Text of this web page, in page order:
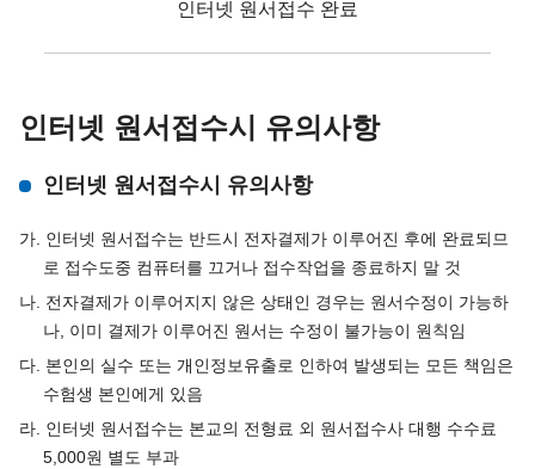
인터넷 원서접수 완료
인터넷 원서접수시 유의사항
인터넷 원서접수시 유의사항
가. 인터넷 원서접수는 반드시 전자결제가 이루어진 후에 완료되므
로 접수도중 컴퓨터를 끄거나 접수작업을 종료하지 말 것
나. 전자결제가 이루어지지 않은 상태인 경우는 원서수정이 가능하
나, 이미 결제가 이루어진 원서는 수정이 불가능이 원칙임
다. 본인의 실수 또는 개인정보유출로 인하여 발생되는 모든 책임은
수험생 본인에게 있음
라. 인터넷 원서접수는 본교의 전형료 외 원서접수사 대행 수수료
5,000원 별도 부과